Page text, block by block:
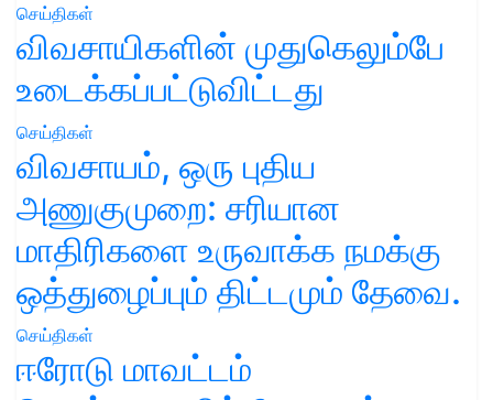
செய்திகள்
விவசாயிகளின் முதுகெலும்பே
உடைக்கப்பட்டுவிட்டது
செய்திகள்
விவசாயம், ஒரு புதிய
அணுகுமுறை: சரியான
மாதிரிகளை உருவாக்க நமக்கு
ஒத்துழைப்பும் திட்டமும் தேவை.
செய்திகள்
ஈரோடு மாவட்டம்